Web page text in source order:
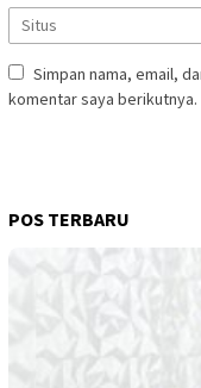
Simpan nama, email,
komentar saya berikutnya.
POS TERBARU